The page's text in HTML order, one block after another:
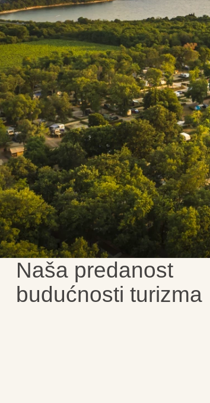
Naša predanost
budućnosti turizma